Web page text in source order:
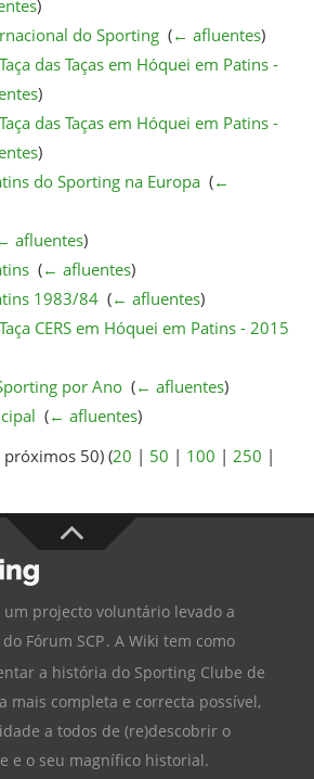
)
do Sporting‎ (← afluentes)
das Taças em Hóquei em Patins -
)
das Taças em Hóquei em Patins -
)
do Sporting na Europa‎ (←
afluentes)
‎ (← afluentes)
1983/84‎ (← afluentes)
CERS em Hóquei em Patins - 2015
por Ano‎ (← afluentes)
(← afluentes)
50) (20 | 50 | 100 | 250 |
um projecto voluntário levado a
Fórum SCP. A Wiki tem como
a história do Sporting Clube de
mais completa e correcta possível,
a todos de (re)descobrir o
e o seu magnífico historial.